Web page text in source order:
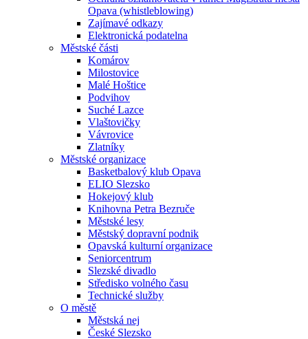
Opava (whistleblowing)
Zajímavé odkazy
Elektronická podatelna
Městské části
Komárov
Milostovice
Malé Hoštice
Podvihov
Suché Lazce
Vlaštovičky
Vávrovice
Zlatníky
Městské organizace
Basketbalový klub Opava
ELIO Slezsko
Hokejový klub
Knihovna Petra Bezruče
Městské lesy
Městský dopravní podnik
Opavská kulturní organizace
Seniorcentrum
Slezské divadlo
Středisko volného času
Technické služby
O městě
Městská nej
České Slezsko